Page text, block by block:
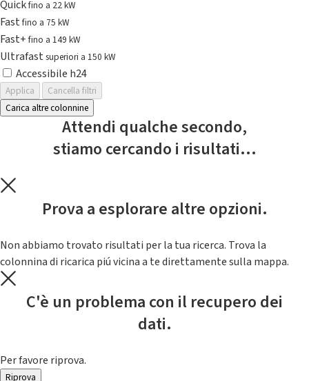
Quickfino a 22 kW
Fastfino a 75 kW
Fast+fino a 149 kW
Ultrafast superiori a 150 kW
Accessibile h24
Applica
Cancella filtri
Carica altre colonnine
Attendi qualche secondo,
stiamo cercando i risultati...
Prova a esplorare altre opzioni.
Non abbiamo trovato risultati per la tua ricerca. Trova la
colonnina di ricarica piú vicina a te direttamente sulla mappa.
C'è un problema con il recupero dei
dati.
Per favore riprova.
Riprova